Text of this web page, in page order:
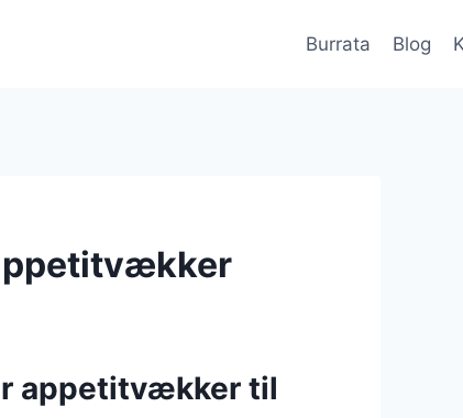
Burrata Blog
appetitvækker til